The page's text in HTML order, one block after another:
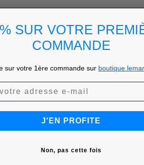
SUR VOTRE
COMMANDE
sur votre 1ère commande sur
J'EN PROFITE
Non, pas cette fois